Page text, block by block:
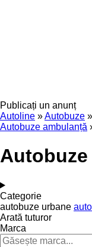
Publicați un anunț
Autoline »Autobuze »
Autobuze ambulanță
Categorie
autobuze urbane
Arată tuturor
Marca